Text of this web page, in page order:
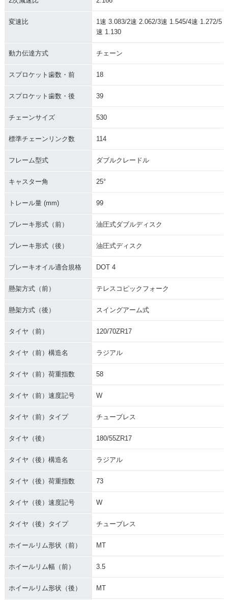
PER FOUR・マイナ
PER FOUR・新登場
変速比
1速 3.083/2速 2.062/3速 1.545/4速 1.272/5
速 1.130
動力伝達方式 チェーン
スプロケット歯数・前 18
スプロケット歯数・後 39
チェーンサイズ 530
標準チェーンリンク数 114
フレーム型式 ダブルクレードル
キャスター角 25°
トレール量 (mm) 99
ブレーキ形式（前） 油圧式ダブルディスク
ブレーキ形式（後） 油圧式ディスク
ブレーキオイル適合規格 DOT 4
懸架方式（前） テレスコピックフォーク
懸架方式（後） スイングアーム式
タイヤ（前） 120/70ZR17
タイヤ（前）構造名 ラジアル
タイヤ（前）荷重指数 58
タイヤ（前）速度記号 W
タイヤ（前）タイプ チューブレス
タイヤ（後） 180/55ZR17
タイヤ（後）構造名 ラジアル
タイヤ（後）荷重指数 73
タイヤ（後）速度記号 W
タイヤ（後）タイプ チューブレス
ホイールリム形状（前） MT
ホイールリム幅（前） 3.5
ホイールリム形状（後） MT